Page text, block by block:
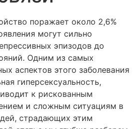
поражает около 2,6%
могут сильно
эпизодов до
Одним из самых
аспектов этого заболевания
гиперсексуальность,
к рискованным
и сложным ситуациям в
страдающих этим